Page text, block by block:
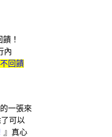
！
內
回饋
一張來
可以
』真心